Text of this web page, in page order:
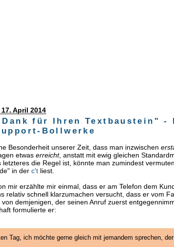
April 2014
für Ihren Textbaustein" -
Bollwerke
Besonderheit unserer Zeit, dass man inzwischen
etwaserreicht, anstatt mit ewig gleichen
letzteres die Regel ist, könnte man zumindest
in derc't liest.
mir erzählte mir einmal, dass er am Telefon dem
relativ schnell klarzumachen versucht, dass er vom
demjenigen, der seinen Anruf zuerst
formulierte er:
Tag, ich möchte gerne gleich mit jemandem sprechen,